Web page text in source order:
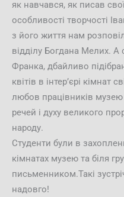
як навчався, як писав
особливості творчості
з його життя нам
відділу Богдана Мелих.
Франка, дбайливо
квітів в інтер’єрі кімнат
любов працівників
речей і духу великого
народу.
Студенти були в
кімнатах музею та біля
письменником.Такі
надовго!